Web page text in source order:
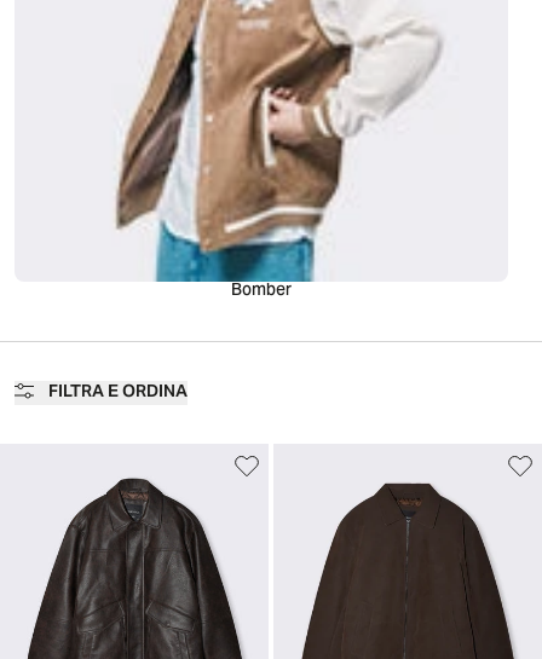
Bomber
FILTRA E ORDINA